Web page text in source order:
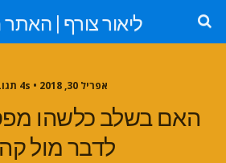
ליאור צורף |
אפריל 30, 2018 • 4s תגובות
האם בשלב כלשהו
לדבר מול